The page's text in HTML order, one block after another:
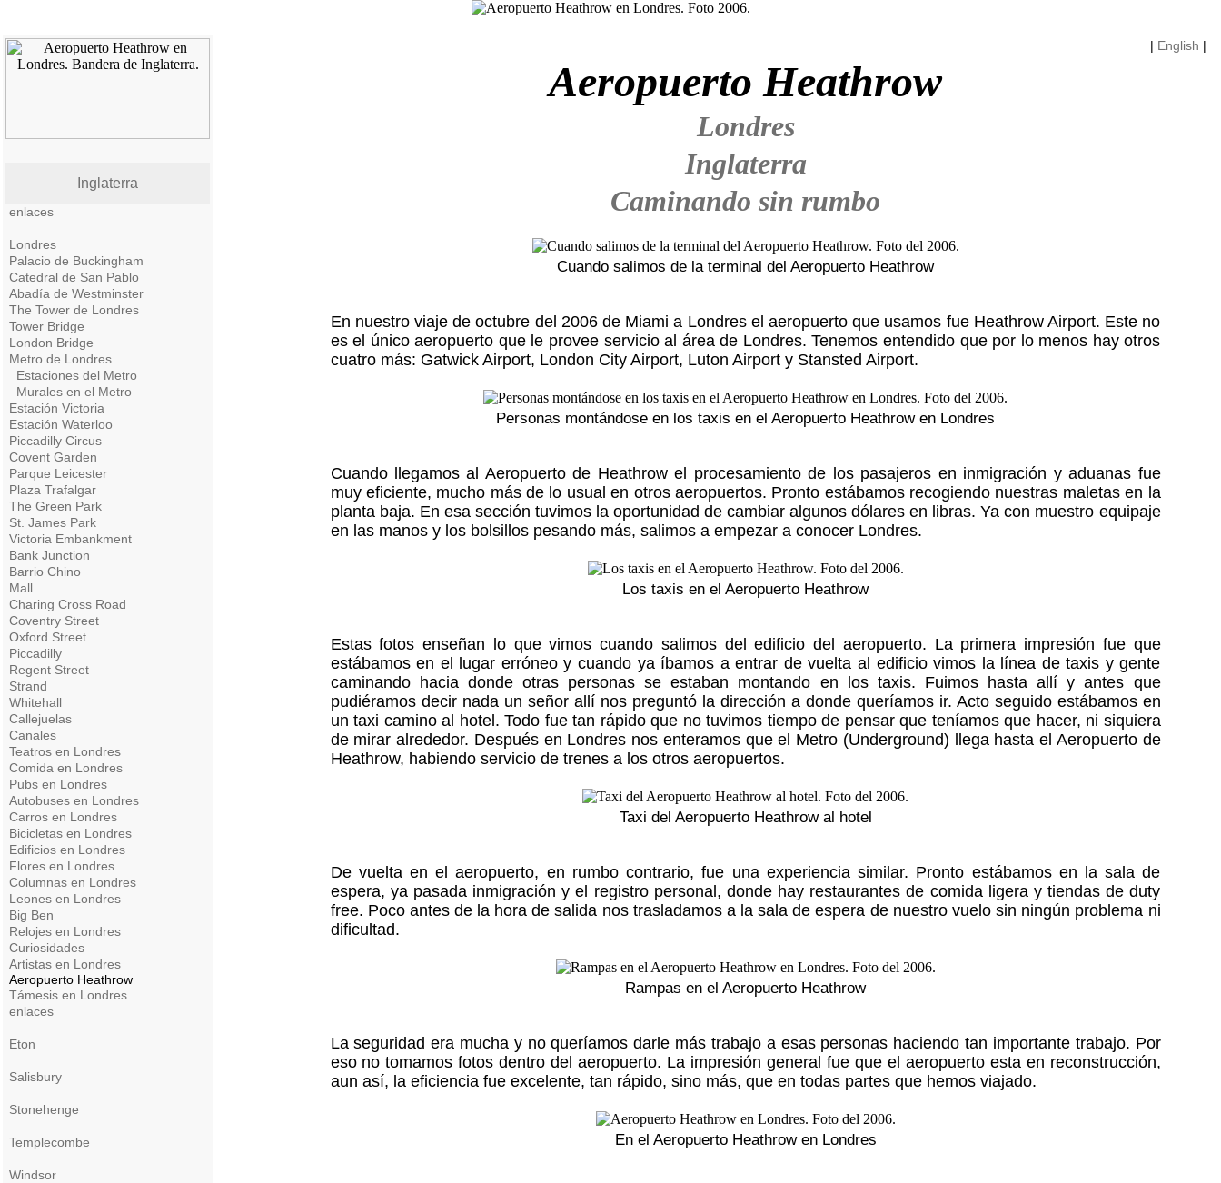
Inglaterra
enlaces
Londres
Palacio de Buckingham
Catedral de San Pablo
Abadía de Westminster
The Tower de Londres
Tower Bridge
London Bridge
Metro de Londres
Estaciones del Metro
Murales en el Metro
Estación Victoria
Estación Waterloo
Piccadilly Circus
Covent Garden
Parque Leicester
Plaza Trafalgar
The Green Park
St. James Park
Victoria Embankment
Bank Junction
Barrio Chino
Mall
Charing Cross Road
Coventry Street
Oxford Street
Piccadilly
Regent Street
Strand
Whitehall
Callejuelas
Canales
Teatros en Londres
Comida en Londres
Pubs en Londres
Autobuses en Londres
Carros en Londres
Bicicletas en Londres
Edificios en Londres
Flores en Londres
Columnas en Londres
Leones en Londres
Big Ben
Relojes en Londres
Curiosidades
Artistas en Londres
Aeropuerto Heathrow
Támesis en Londres
enlaces
Eton
Salisbury
Stonehenge
Templecombe
Windsor
| English |
Aeropuerto Heathrow
Londres
Inglaterra
Caminando sin rumbo
Cuando salimos de la terminal del Aeropuerto Heathrow
En nuestro viaje de octubre del 2006 de Miami a Londres el aeropuerto que usamos fue Heathrow Airport. Este no
es el único aeropuerto que le provee servicio al área de Londres. Tenemos entendido que por lo menos hay otros
cuatro más: Gatwick Airport, London City Airport, Luton Airport y Stansted Airport.
Personas montándose en los taxis en el Aeropuerto Heathrow en Londres
Cuando llegamos al Aeropuerto de Heathrow el procesamiento de los pasajeros en inmigración y aduanas fue
muy eficiente, mucho más de lo usual en otros aeropuertos. Pronto estábamos recogiendo nuestras maletas en la
planta baja. En esa sección tuvimos la oportunidad de cambiar algunos dólares en libras. Ya con muestro equipaje
en las manos y los bolsillos pesando más, salimos a empezar a conocer Londres.
Los taxis en el Aeropuerto Heathrow
Estas fotos enseñan lo que vimos cuando salimos del edificio del aeropuerto. La primera impresión fue que
estábamos en el lugar erróneo y cuando ya íbamos a entrar de vuelta al edificio vimos la línea de taxis y gente
caminando hacia donde otras personas se estaban montando en los taxis. Fuimos hasta allí y antes que
pudiéramos decir nada un señor allí nos preguntó la dirección a donde queríamos ir. Acto seguido estábamos en
un taxi camino al hotel. Todo fue tan rápido que no tuvimos tiempo de pensar que teníamos que hacer, ni siquiera
de mirar alrededor. Después en Londres nos enteramos que el Metro (Underground) llega hasta el Aeropuerto de
Heathrow, habiendo servicio de trenes a los otros aeropuertos.
Taxi del Aeropuerto Heathrow al hotel
De vuelta en el aeropuerto, en rumbo contrario, fue una experiencia similar. Pronto estábamos en la sala de
espera, ya pasada inmigración y el registro personal, donde hay restaurantes de comida ligera y tiendas de duty
free. Poco antes de la hora de salida nos trasladamos a la sala de espera de nuestro vuelo sin ningún problema ni
dificultad.
Rampas en el Aeropuerto Heathrow
La seguridad era mucha y no queríamos darle más trabajo a esas personas haciendo tan importante trabajo. Por
eso no tomamos fotos dentro del aeropuerto. La impresión general fue que el aeropuerto esta en reconstrucción,
aun así, la eficiencia fue excelente, tan rápido, sino más, que en todas partes que hemos viajado.
En el Aeropuerto Heathrow en Londres